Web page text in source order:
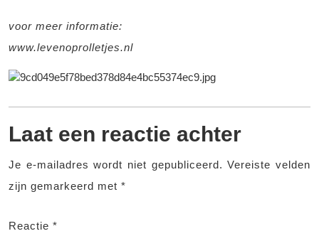
voor meer informatie:
www.levenoprolletjes.nl
Laat een reactie achter
Je e-mailadres wordt niet gepubliceerd. Vereiste velden
zijn gemarkeerd met *
Reactie *